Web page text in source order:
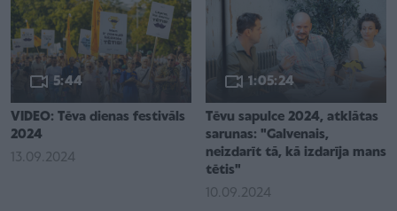
5:44
VIDEO: Tēva dienas festivāls
2024
13.09.2024
1:05:24
Tēvu sapulce 2024, atklātas
sarunas: "Galvenais,
neizdarīt tā, kā izdarīja mans
tētis"
10.09.2024